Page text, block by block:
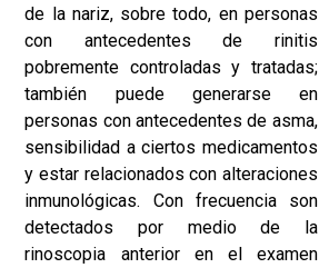
de la nariz, sobre todo, en personas
con antecedentes de rinitis
pobremente controladas y tratadas;
también puede generarse en
personas con antecedentes de asma,
sensibilidad a ciertos medicamentos
y estar relacionados con alteraciones
inmunológicas. Con frecuencia son
detectados por medio de la
rinoscopia anterior en el examen